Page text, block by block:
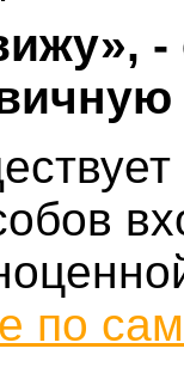
-
по